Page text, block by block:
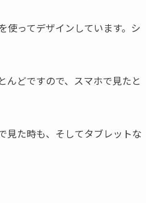
使ってデザインしています。シ
んどですので、スマホで見たと
見た時も、そしてタブレットな